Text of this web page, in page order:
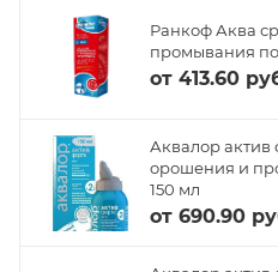
Ранкоф Аква
промывания
от 413.60
Аквалор актив
орошения и
150 мл
от 690.90